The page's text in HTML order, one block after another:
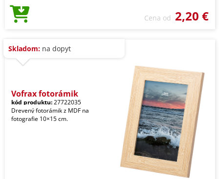
Cena od 2,20 €
Skladom: na dopyt
Vofrax fotorámik
kód produktu:27722035
Drevený fotorámik z MDF na
fotografie 10×15 cm.